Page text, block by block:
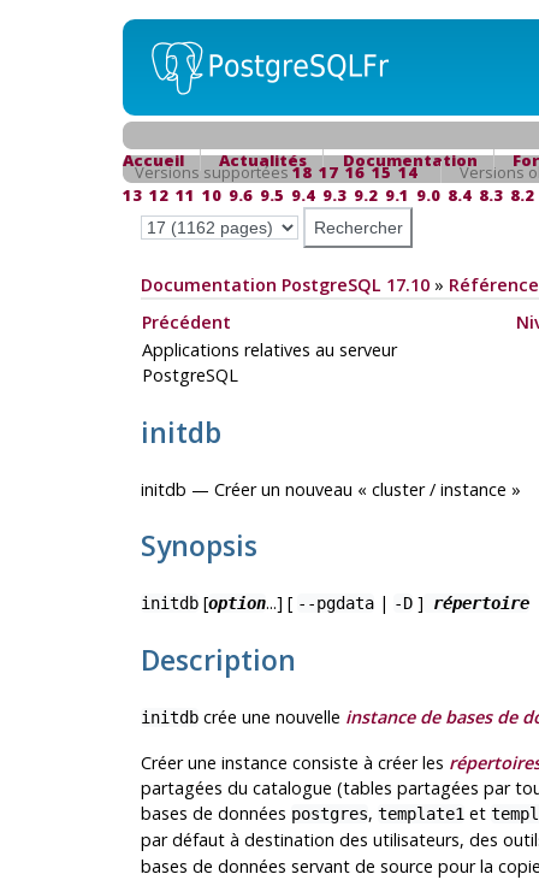
Accueil Actualités Documentation
Versions supportées18 17 16 15 14
Versions
13 12 11 10 9.6 9.5 9.4 9.3 9.2 9.1 9.0 8.4 8.3 8.2
Documentation PostgreSQL 17.10» Référence
Précédent
Applications relatives au serveur
PostgreSQL
initdb
initdb — Créer un nouveau « cluster / instance »
Synopsis
initdb[option...] [ --pgdata| -D] répertoire
Description
initdbcrée une nouvelle instance de bases de
Créer une instance consiste à créer les
partagées du catalogue (tables partagées par
bases de données postgres, template1et
par défaut à destination des utilisateurs, des
bases de données servant de source pour la